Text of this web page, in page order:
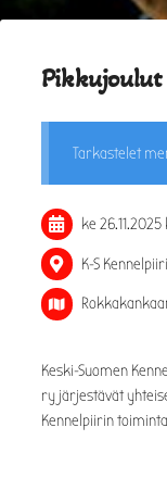
Pikkujoulut
Tarkastelet
ke 26.11.2025
K-S
Keski-Suomen
ry järjestävät
Kennelpiirin